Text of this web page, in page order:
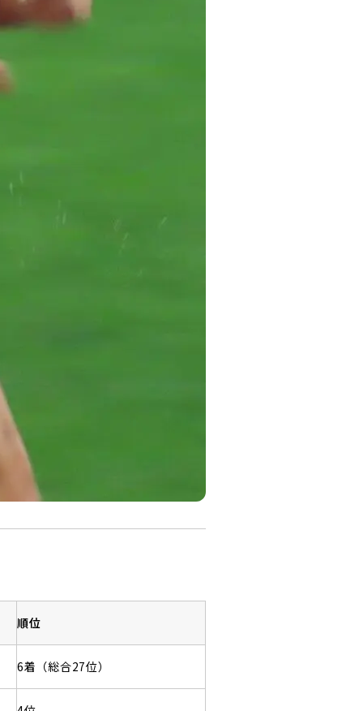
順位
6着（総合27位）